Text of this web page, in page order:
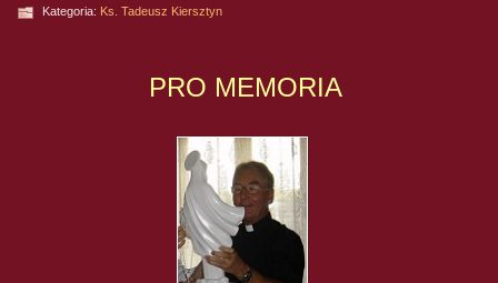
Kategoria: Ks. Tadeusz Kiersztyn
PRO MEMORIA